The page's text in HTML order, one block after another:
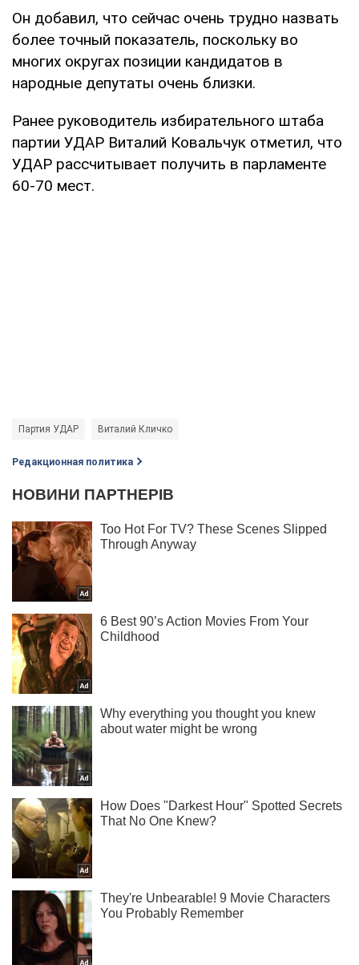
Он добавил, что сейчас очень трудно назвать
более точный показатель, поскольку во
многих округах позиции кандидатов в
народные депутаты очень близки.
Ранее руководитель избирательного штаба
партии УДАР Виталий Ковальчук отметил, что
УДАР рассчитывает получить в парламенте
60-70 мест.
Партия УДАР Виталий Кличко
Редакционная политика